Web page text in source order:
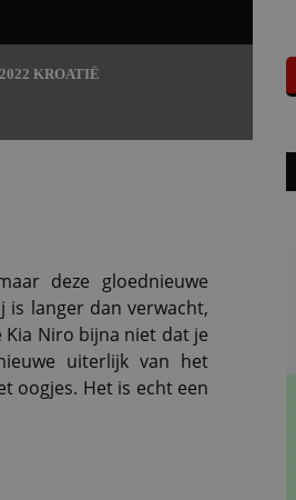
KROATIË
deze gloednieuwe
langer dan verwacht,
Niro bijna niet dat je
uiterlijk van het
oogjes. Het is echt een